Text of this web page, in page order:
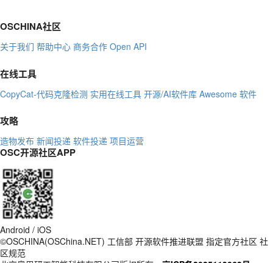
OSCHINA社区
关于我们 帮助中心 商务合作 Open API
在线工具
CopyCat-代码克隆检测 实用在线工具 开源/AI软件库 Awesome 软件
攻略
造物发布 新闻投递 软件投递 项目运营
OSC开源社区APP
Android / iOS
©OSCHINA(OSChina.NET) 工信部 开源软件推进联盟 指定官方社区 社
区规范